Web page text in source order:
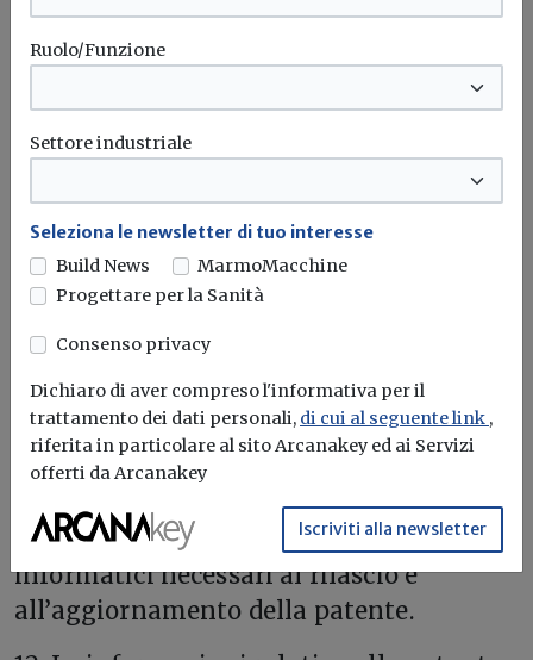
l’esclusione dalla partecipazione ai lavori
pubblici di cui al codice dei contratti
pubblici, di cui al decreto legislativo 31
marzo 2023, n. 36, per un periodo di sei
mesi. Le stesse sanzioni si applicano alle
imprese e ai lavoratori autonomi che
operano nei cantieri temporanei o mobili
di cui all’articolo 89, comma 1, lettera a),
a quindici crediti. Gli introiti derivanti
dalle sanzioni di cui ai periodi precedenti
sono destinati al bilancio dell’Ispettorato
nazionale del lavoro e concorrono al
finanziamento delle risorse necessarie
all’implementazione dei sistemi
informatici necessari al rilascio e
all’aggiornamento della patente.
Ruolo/Funzione
Settore industriale
Seleziona le newsletter di tuo interesse
Build News
MarmoMacchine
Progettare per la Sanità
Consenso privacy
Dichiaro di aver compreso l'informativa per il
trattamento dei dati personali, di cui al seguente link ,
riferita in particolare al sito Arcanakey ed ai Servizi
offerti da Arcanakey
Iscriviti alla newsletter